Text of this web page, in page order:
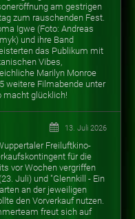
am gestrigen
zum rauschenden Fest.
Igwe (Foto: Andreas
und ihre Band
das Publikum mit
Vibes,
Marilyn Monroe
weitere Filmabende unter
macht glücklich!
13. Juli 2026
Freiluftkino-
für die
vor Wochen vergriffen
Juli) und "Glennkill - Ein
an der jeweiligen
den Vorverkauf nutzen.
freut sich auf